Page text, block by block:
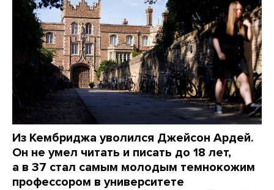
Из Кембриджа уволился Джейсон Ардей.
Он не умел читать и писать до 18 лет,
а в 37 стал самым молодым темнокожим
профессором в университете